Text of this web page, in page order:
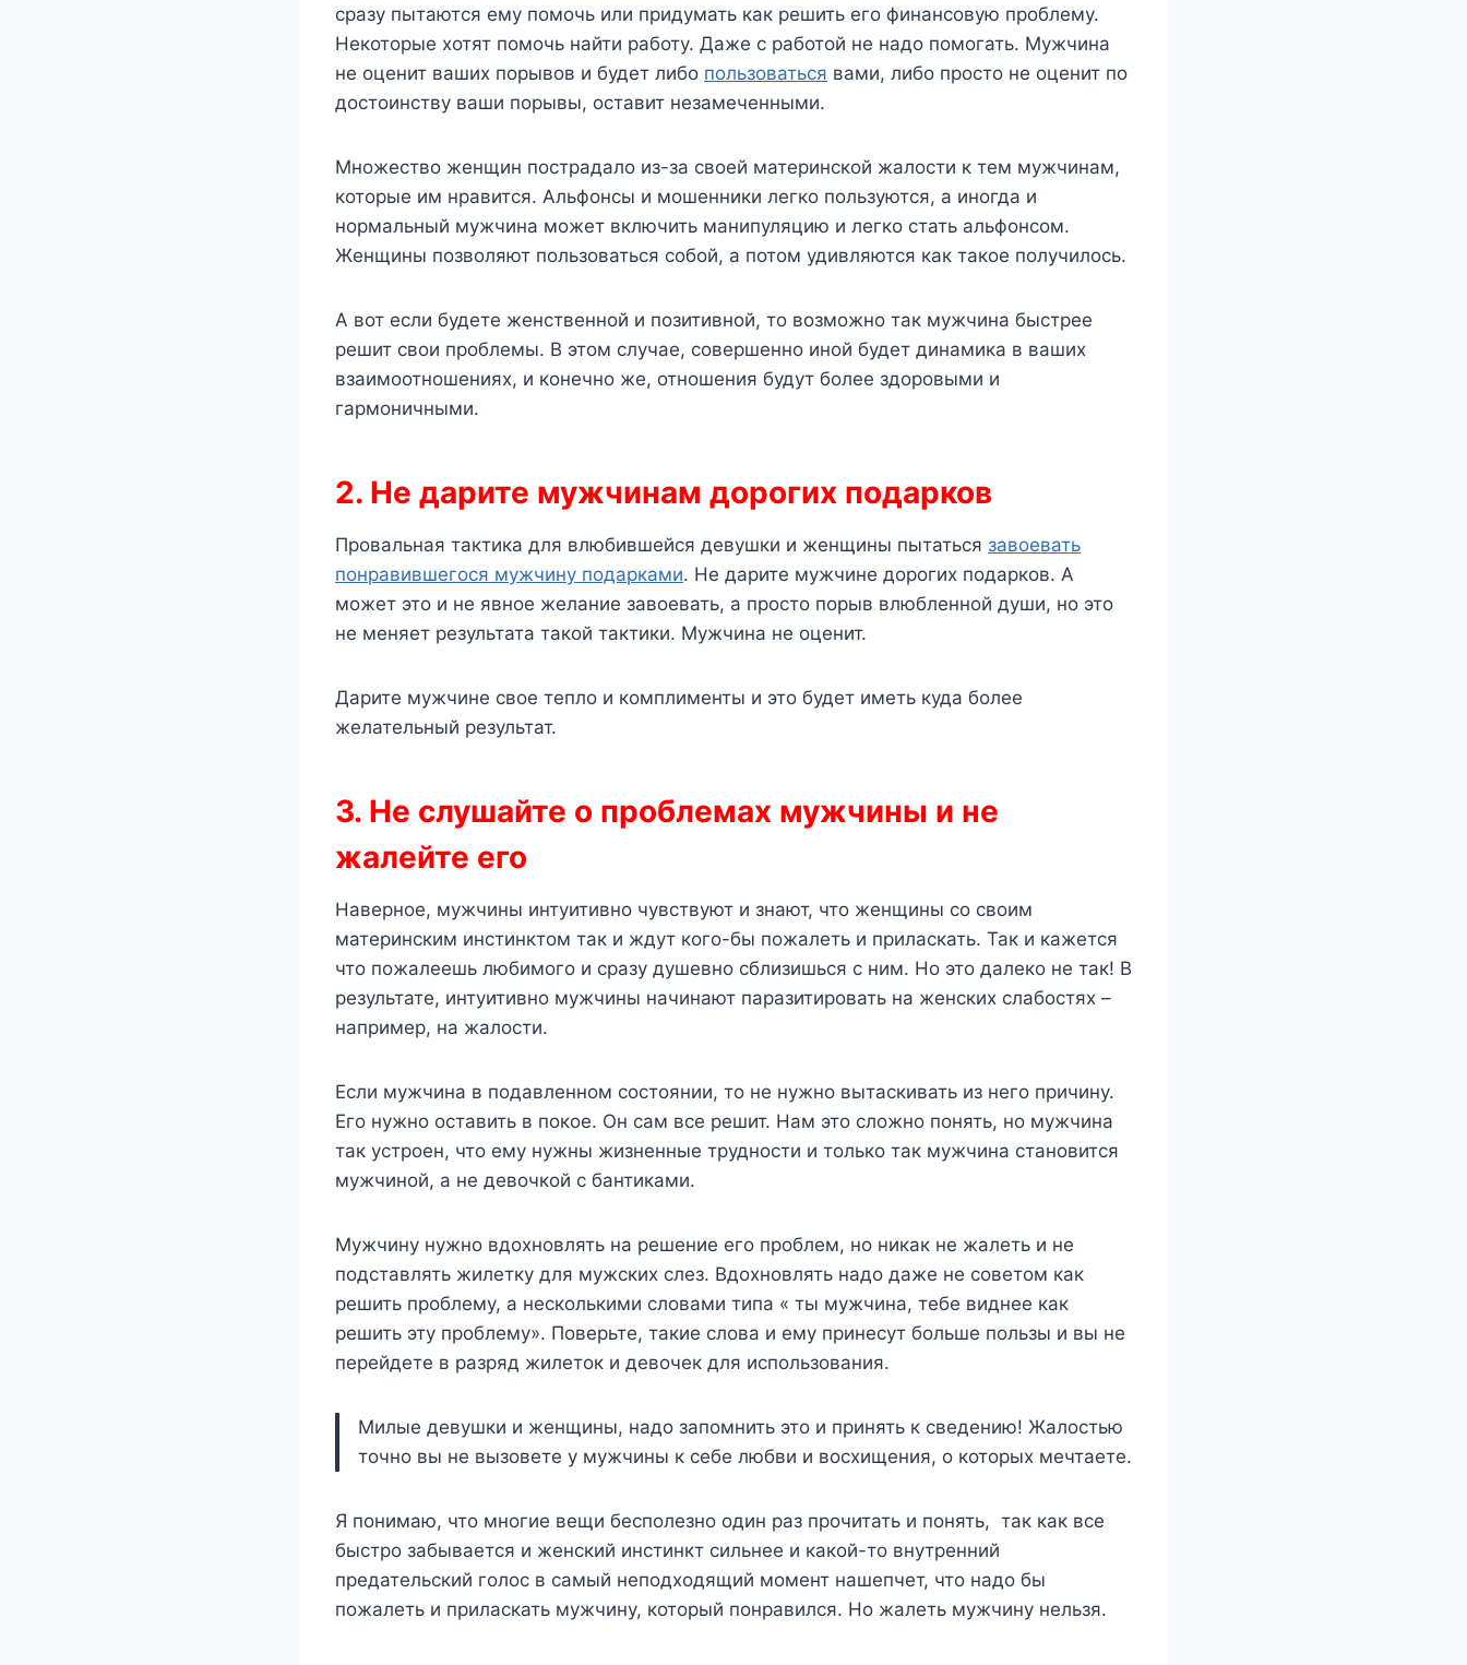
сразу пытаются ему помочь или придумать как решить его финансовую проблему.
Некоторые хотят помочь найти работу. Даже с работой не надо помогать. Мужчина
не оценит ваших порывов и будет либо пользоваться вами, либо просто не оценит по
достоинству ваши порывы, оставит незамеченными.
Множество женщин пострадало из-за своей материнской жалости к тем мужчинам,
которые им нравится. Альфонсы и мошенники легко пользуются, а иногда и
нормальный мужчина может включить манипуляцию и легко стать альфонсом.
Женщины позволяют пользоваться собой, а потом удивляются как такое получилось.
А вот если будете женственной и позитивной, то возможно так мужчина быстрее
решит свои проблемы. В этом случае, совершенно иной будет динамика в ваших
взаимоотношениях, и конечно же, отношения будут более здоровыми и
гармоничными.
2. Не дарите мужчинам дорогих подарков
Провальная тактика для влюбившейся девушки и женщины пытаться завоевать
понравившегося мужчину подарками. Не дарите мужчине дорогих подарков. А
может это и не явное желание завоевать, а просто порыв влюбленной души, но это
не меняет результата такой тактики. Мужчина не оценит.
Дарите мужчине свое тепло и комплименты и это будет иметь куда более
желательный результат.
3. Не слушайте о проблемах мужчины и не
жалейте его
Наверное, мужчины интуитивно чувствуют и знают, что женщины со своим
материнским инстинктом так и ждут кого-бы пожалеть и приласкать. Так и кажется
что пожалеешь любимого и сразу душевно сблизишься с ним. Но это далеко не так! В
результате, интуитивно мужчины начинают паразитировать на женских слабостях –
например, на жалости.
Если мужчина в подавленном состоянии, то не нужно вытаскивать из него причину.
Его нужно оставить в покое. Он сам все решит. Нам это сложно понять, но мужчина
так устроен, что ему нужны жизненные трудности и только так мужчина становится
мужчиной, а не девочкой с бантиками.
Мужчину нужно вдохновлять на решение его проблем, но никак не жалеть и не
подставлять жилетку для мужских слез. Вдохновлять надо даже не советом как
решить проблему, а несколькими словами типа « ты мужчина, тебе виднее как
решить эту проблему». Поверьте, такие слова и ему принесут больше пользы и вы не
перейдете в разряд жилеток и девочек для использования.
Милые девушки и женщины, надо запомнить это и принять к сведению! Жалостью
точно вы не вызовете у мужчины к себе любви и восхищения, о которых мечтаете.
Я понимаю, что многие вещи бесполезно один раз прочитать и понять, так как все
быстро забывается и женский инстинкт сильнее и какой-то внутренний
предательский голос в самый неподходящий момент нашепчет, что надо бы
пожалеть и приласкать мужчину, который понравился. Но жалеть мужчину нельзя.